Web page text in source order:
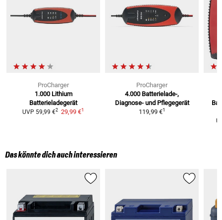
ProCharger
1.000 Lithium
Batterieladegerät
UVP 59,99 €2 29,99 €1
ProCharger
4.000 Batterielade-,
Diagnose- und Pflegegerät
119,99 €1
Das könnte dich auch interessieren